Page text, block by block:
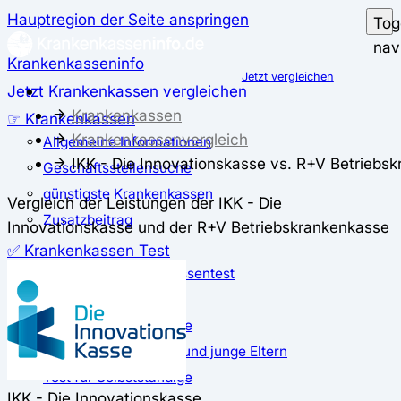
Hauptregion der Seite anspringen
Krankenkasseninfo
Jetzt Krankenkassen vergleichen
☞ Krankenkassen
Allgemeine Informationen
Geschäftsstellensuche
günstigste Krankenkassen
Zusatzbeitrag
✅ Krankenkassen Test
Der große Krankenkassentest
Test für Auszubildende
Test für Schwangere und junge Eltern
Test für Selbstständige
Jetzt vergleichen
Krankenkassen
Krankenkassenvergleich
IKK - Die Innovationskasse vs. R+V
Vergleich der Leistungen der IKK - Die
Innovationskasse und der R+V Betriebskrankenkasse